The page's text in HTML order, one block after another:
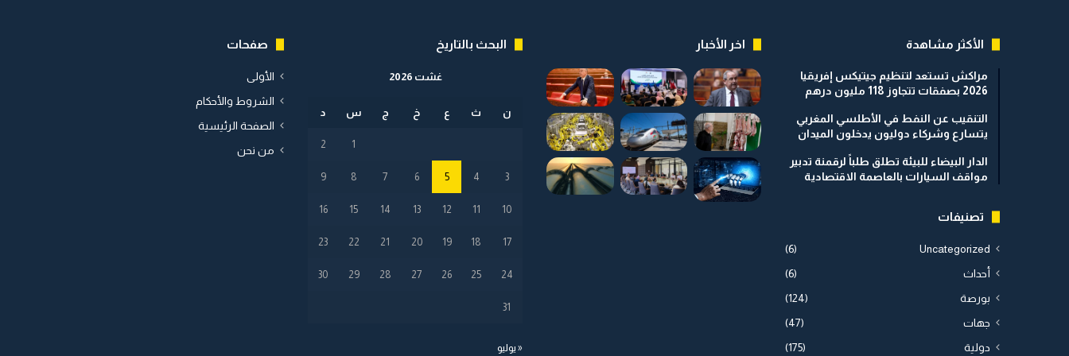
ي
ة
الأكثر مشاهدة
مراكش تستعد لتنظيم جيتيكس إفريقيا
2026 بصفقات تتجاوز 118 مليون درهم
التنقيب عن النفط في الأطلسي المغربي
يتسارع وشركاء دوليون يدخلون الميدان
الدار البيضاء للبيئة تطلق طلباً لرقمنة تدبير
مواقف السيارات بالعاصمة الاقتصادية
تصنيفات
Uncategorized
(6)
أحداث (6)
بورصة (124)
جهات (47)
دولية (175)
اخر الأخبار البحث بالتاريخ
غشت 2026
ن ث ع خ ج س د
1
2
3
4
5
6
7
8
9
10
11
12
13
14
15
16
17
18
19
20
21
22
23
24
25
26
27
28
29
30
31
« يوليو
صفحات
الأولى
الشروط والأحكام
الصفحة الرئيسية
من نحن